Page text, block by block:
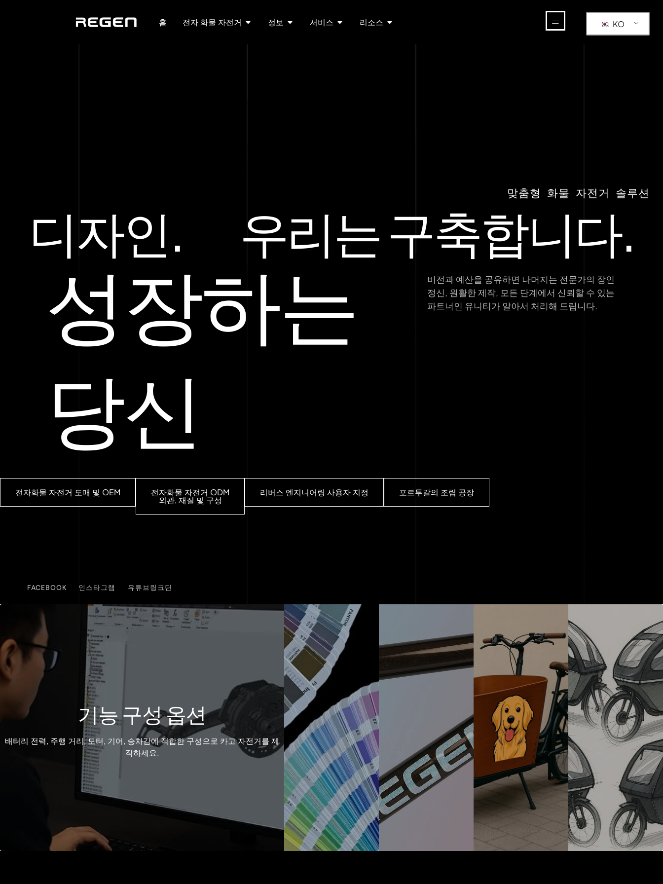
홈 전자 화물 자전거 정보 서비스 리소스 KO
맞춤형 화물 자전거 솔루션
디자인. 우리는 구축합니다.
성장하는
당신
비전과 예산을 공유하면 나머지는 전문가의 장인
정신, 원활한 제작, 모든 단계에서 신뢰할 수 있는
파트너인 유니티가 알아서 처리해 드립니다.
전자화물 자전거 도매 및 OEM 전자화물 자전거 ODM
외관, 재질 및 구성
리버스 엔지니어링 사용자 지정 포르투갈의 조립 공장
FACEBOOK 인스타그램 유튜브링크딘
기능 구성 옵션
배터리 전력, 주행 거리, 모터, 기어, 승차감에 적합한 구성으로 카고 자전거를 제
작하세요.